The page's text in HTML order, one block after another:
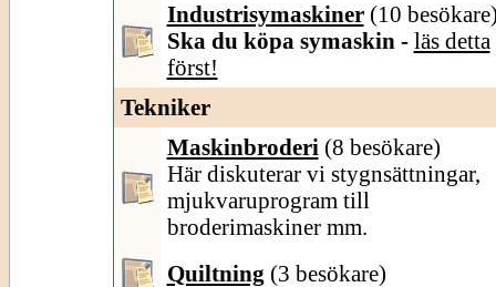
Industrisymaskiner (10
Ska du köpa symaskin - läs detta
först!
Tekniker
Maskinbroderi (8 besökare)
Här diskuterar vi stygnsättningar,
mjukvaruprogram till
broderimaskiner mm.
Quiltning (3 besökare)